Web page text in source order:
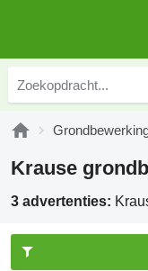
Krause
3 advertenties: